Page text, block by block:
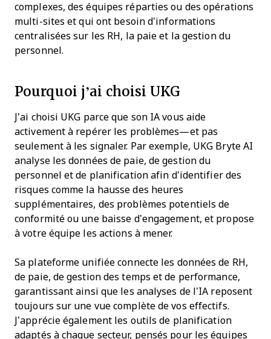
complexes, des équipes réparties ou des opérations
multi-sites et qui ont besoin d’informations
centralisées sur les RH, la paie et la gestion du
personnel.
Pourquoi j’ai choisi UKG
J’ai choisi UKG parce que son IA vous aide
activement à repérer les problèmes—et pas
seulement à les signaler. Par exemple, UKG Bryte AI
analyse les données de paie, de gestion du
personnel et de planification afin d’identifier des
risques comme la hausse des heures
supplémentaires, des problèmes potentiels de
conformité ou une baisse d’engagement, et propose
à votre équipe les actions à mener.
Sa plateforme unifiée connecte les données de RH,
de paie, de gestion des temps et de performance,
garantissant ainsi que les analyses de l’IA reposent
toujours sur une vue complète de vos effectifs.
J’apprécie également les outils de planification
adaptés à chaque secteur, pensés pour les équipes